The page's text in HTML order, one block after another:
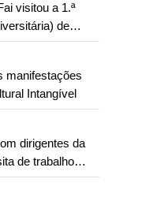
visitou a 1.ª
de
e Hengqin
manifestações
Intangível
dirigentes da
de trabalho